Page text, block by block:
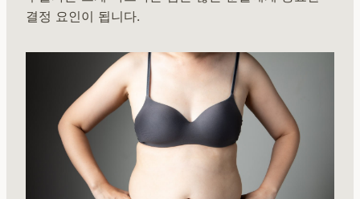
결정 요인이 됩니다.